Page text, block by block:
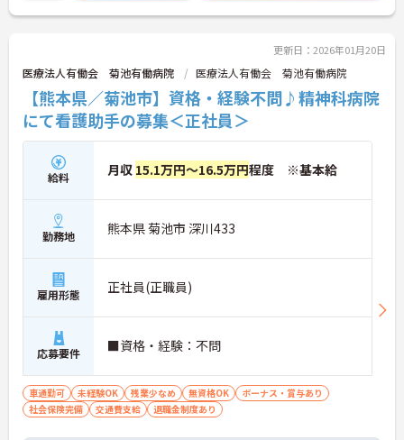
更新日：2026年01月20日
医療法人有働会 菊池有働病院 医療法人有働会 菊池有働病院
【熊本県／菊池市】資格・経験不問♪精神科病院
にて看護助手の募集＜正社員＞
給料 月収 15.1万円～16.5万円程度 ※基本給
勤務地 熊本県 菊池市 深川433
雇用形態 正社員(正職員)
応募要件 ■資格・経験：不問
車通勤可 未経験OK 残業少なめ 無資格OK
ボーナス・賞与あり
社会保険完備
交通費支給 退職金制度あり